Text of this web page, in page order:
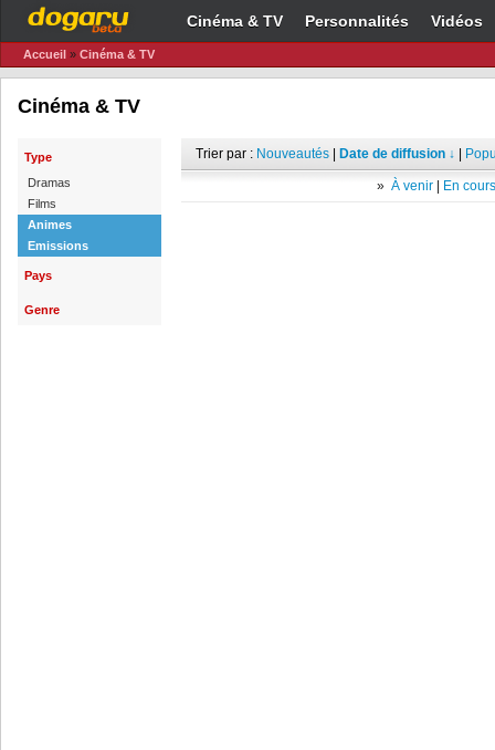
Cinéma & TV Personnalités Vidéos
Accueil » Cinéma & TV
Cinéma & TV
Type
Dramas
Films
Animes
Emissions
Pays
Genre
Trier par : Nouveautés Date de diffusion ↓
» À venir En